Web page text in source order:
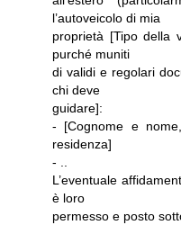
l’autoveicolo di mia
proprietà [Tipo della
purché muniti
di validi e regolari
chi deve
guidare]:
- [Cognome e
residenza]
- ..
L’eventuale
è loro
permesso e posto